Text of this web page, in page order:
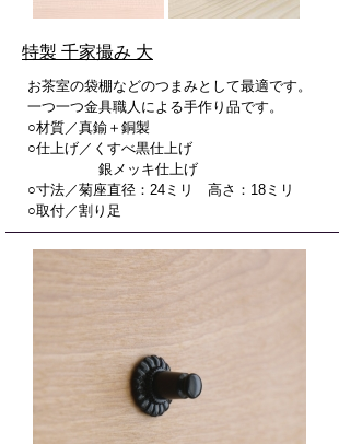
特製 千家撮み 大
お茶室の袋棚などのつまみとして最適です。
一つ一つ金具職人による手作り品です。
○材質／真鍮＋銅製
○仕上げ／くすべ黒仕上げ
銀メッキ仕上げ
○寸法／菊座直径：24ミリ 高さ：18ミリ
○取付／割り足